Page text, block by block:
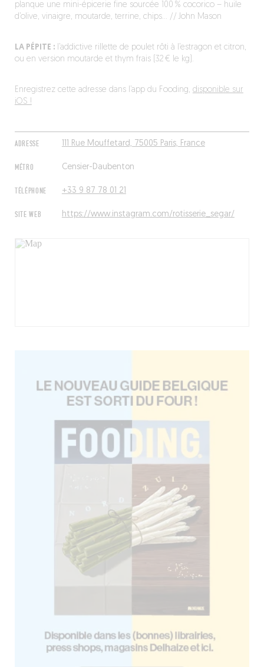
ADRESSE 111 Rue Mouffetard, 75005 Paris, France
MÉTRO Censier-Daubenton
TÉLÉPHONE +33 9 87 78 01 21
SITE WEB https://www.instagram.com/rotisserie_segar/
planque une mini-épicerie fine sourcée 100 % cocorico – huile
d’olive, vinaigre, moutarde, terrine, chips… // John Mason
LA PÉPITE :l’addictive rillette de poulet rôti à l’estragon et citron,
ou en version moutarde et thym frais (32 € le kg).
Enregistrez cette adresse dans l’app du Fooding, disponible sur
iOS !